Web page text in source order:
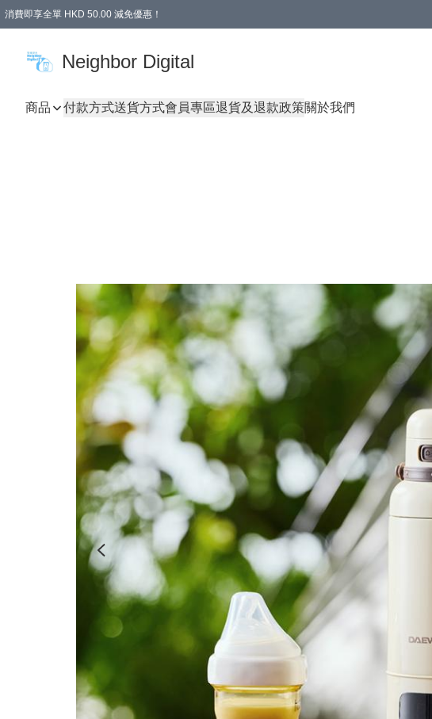
消費即享全單 HKD 50.00 減免優惠！
Neighbor Digital
商品 付款方式送貨方式會員專區退貨及退款政策關於我們